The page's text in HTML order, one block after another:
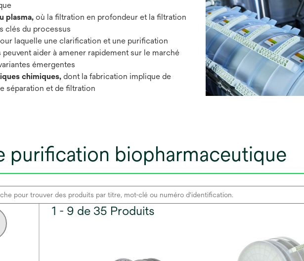
plasma, où la filtration en profondeur et la filtration
clés du processus
laquelle une clarification et une purification
aider à amener rapidement sur le marché
émergentes
chimiques, dont la fabrication implique de
séparation et de filtration
purification biopharmaceutique
1 - 9 de 35 Produits